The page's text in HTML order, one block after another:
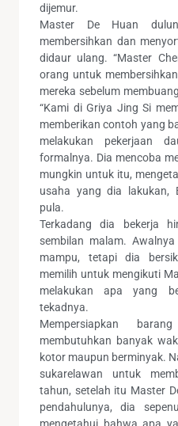
dijemur.
Master De Huan
membersihkan dan
didaur ulang. “Master
orang untuk
mereka sebelum
“Kami di Griya Jing Si
memberikan contoh yang
melakukan pekerjaan
formalnya. Dia mencoba
mungkin untuk itu,
usaha yang dia lakukan,
pula.
Terkadang dia bekerja
sembilan malam.
mampu, tetapi dia
memilih untuk mengikuti
melakukan apa yang
tekadnya.
Mempersiapkan
membutuhkan banyak
kotor maupun berminyak.
sukarelawan untuk
tahun, setelah itu Master
pendahulunya, dia